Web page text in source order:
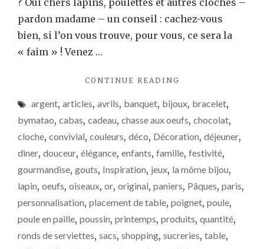
? Oui chers lapins, poulettes et autres cloches –
pardon madame – un conseil : cachez-vous
bien, si l’on vous trouve, pour vous, ce sera la
« faim » ! Venez …
CONTINUE READING
EN
TOUTE
!"
argent, articles, avrils, banquet, bijoux, bracelet,
bymatao, cabas, cadeau, chasse aux oeufs, chocolat,
cloche, convivial, couleurs, déco, Décoration, déjeuner,
diner, douceur, élégance, enfants, famille, festivité,
gourmandise, gouts, Inspiration, jeux, la môme bijou,
lapin, oeufs, oiseaux, or, original, paniers, Pâques, paris,
personnalisation, placement de table, poignet, poule,
poule en paille, poussin, printemps, produits, quantité,
ronds de serviettes, sacs, shopping, sucreries, table,